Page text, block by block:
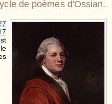
de poèmes d'Ossian.